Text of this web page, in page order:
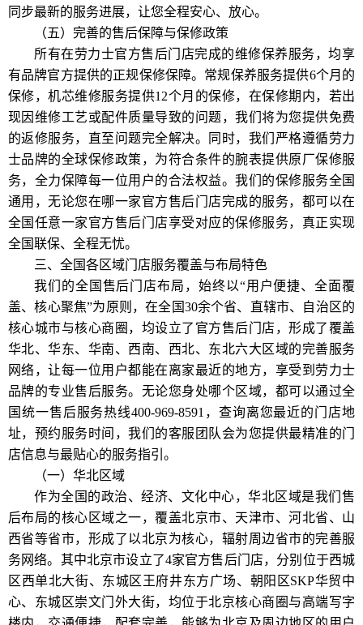
同步最新的服务进展，让您全程安心、放心。
（五）完善的售后保障与保修政策
所有在劳力士官方售后门店完成的维修保养服务，均享
有品牌官方提供的正规保修保障。常规保养服务提供6个月的
保修，机芯维修服务提供12个月的保修，在保修期内，若出
现因维修工艺或配件质量导致的问题，我们将为您提供免费
的返修服务，直至问题完全解决。同时，我们严格遵循劳力
士品牌的全球保修政策，为符合条件的腕表提供原厂保修服
务，全力保障每一位用户的合法权益。我们的保修服务全国
通用，无论您在哪一家官方售后门店完成的服务，都可以在
全国任意一家官方售后门店享受对应的保修服务，真正实现
全国联保、全程无忧。
三、全国各区域门店服务覆盖与布局特色
我们的全国售后门店布局，始终以“用户便捷、全面覆
盖、核心聚焦”为原则，在全国30余个省、直辖市、自治区的
核心城市与核心商圈，均设立了官方售后门店，形成了覆盖
华北、华东、华南、西南、西北、东北六大区域的完善服务
网络，让每一位用户都能在离家最近的地方，享受到劳力士
品牌的专业售后服务。无论您身处哪个区域，都可以通过全
国统一售后服务热线400-969-8591，查询离您最近的门店地
址，预约服务时间，我们的客服团队会为您提供最精准的门
店信息与最贴心的服务指引。
（一）华北区域
作为全国的政治、经济、文化中心，华北区域是我们售
后布局的核心区域之一，覆盖北京市、天津市、河北省、山
西省等省市，形成了以北京为核心，辐射周边省市的完善服
务网络。其中北京市设立了4家官方售后门店，分别位于西城
区西单北大街、东城区王府井东方广场、朝阳区SKP华贸中
心、东城区崇文门外大街，均位于北京核心商圈与高端写字